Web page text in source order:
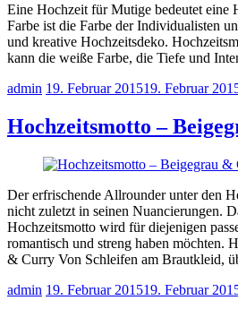
Eine Hochzeit für Mutige bedeutet eine
Farbe ist die Farbe der Individualisten
und kreative Hochzeitsdeko.
kann die weiße Farbe, die Tiefe und
admin 19. Februar 201519. Februar
Hochzeitsmotto –
Der erfrischende Allrounder unter den
nicht zuletzt in seinen Nuancierungen.
Hochzeitsmotto wird für diejenigen
romantisch und streng haben möchten.
& Curry Von Schleifen am Brautkleid,
admin 19. Februar 201519. Februar